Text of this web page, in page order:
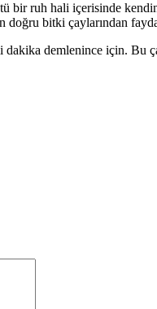
bir ruh hali içerisinde
doğru bitki çaylarından
demlenince için. Bu